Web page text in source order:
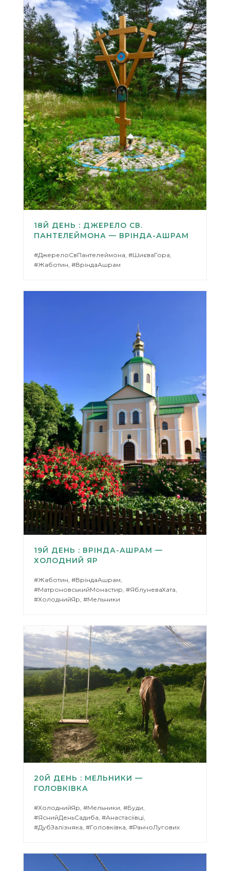
18Й ДЕНЬ : ДЖЕРЕЛО СВ.
ПАНТЕЛЕЙМОНА — ВРІНДА-АШРАМ
#ДжерелоСвПантелеймона, #ШиєваГора,
#Жаботин, #ВріндаАшрам
19Й ДЕНЬ : ВРІНДА-АШРАМ —
ХОЛОДНИЙ ЯР
#Жаботин, #ВріндаАшрам,
#МатроновськийМонастир, #ЯблуневаХата,
#ХолоднийЯр, #Мельники
20Й ДЕНЬ : МЕЛЬНИКИ —
ГОЛОВКІВКА
#ХолоднийЯр, #Мельники, #Буди,
#ЯснийДеньСадиба, #Анастасіївці,
#ДубЗалізняка, #Головківка, #РанчоЛугових